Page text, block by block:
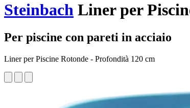
Steinbach Liner per
Per piscine con pareti in acciaio
Liner per Piscine Rotonde - Profondità 120 cm